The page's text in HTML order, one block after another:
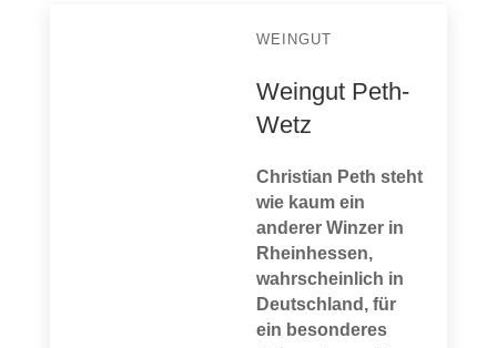
WEINGUT
Weingut Peth-
Wetz
Christian Peth steht
wie kaum ein
anderer Winzer in
Rheinhessen,
wahrscheinlich in
Deutschland, für
ein besonderes